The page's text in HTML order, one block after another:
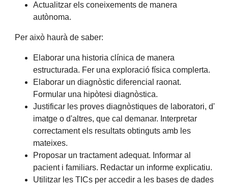
Actualitzar els coneixements de manera
autònoma.
Per això haurà de saber:
Elaborar una historia clínica de manera
estructurada. Fer una exploració física complerta.
Elaborar un diagnòstic diferencial raonat.
Formular una hipòtesi diagnòstica.
Justificar les proves diagnòstiques de laboratori, d'
imatge o d'altres, que cal demanar. Interpretar
correctament els resultats obtinguts amb les
mateixes.
Proposar un tractament adequat. Informar al
pacient i familiars. Redactar un informe explicatiu.
Utilitzar les TICs per accedir a les bases de dades